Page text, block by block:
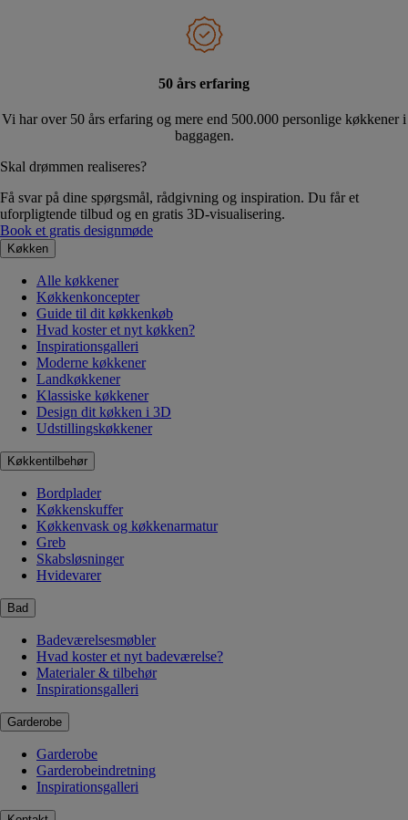
50 års erfaring
Vi har over 50 års erfaring og mere end 500.000 personlige køkkener i
baggagen.
Skal drømmen realiseres?
Få svar på dine spørgsmål, rådgivning og inspiration. Du får et
uforpligtende tilbud og en gratis 3D-visualisering.
Book et gratis designmøde
Køkken
Alle køkkener
Køkkenkoncepter
Guide til dit køkkenkøb
Hvad koster et nyt køkken?
Inspirationsgalleri
Moderne køkkener
Landkøkkener
Klassiske køkkener
Design dit køkken i 3D
Udstillingskøkkener
Køkkentilbehør
Bordplader
Køkkenskuffer
Køkkenvask og køkkenarmatur
Greb
Skabsløsninger
Hvidevarer
Bad
Badeværelsesmøbler
Hvad koster et nyt badeværelse?
Materialer & tilbehør
Inspirationsgalleri
Garderobe
Garderobe
Garderobeindretning
Inspirationsgalleri